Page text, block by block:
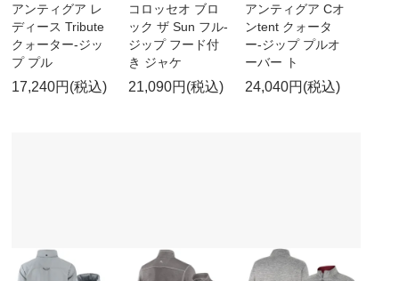
アンティグア レ
ディース Tribute
クォーター-ジッ
プ プル
17,240円(税込)
コロッセオ ブロ
ック ザ Sun フル-
ジップ フード付
き ジャケ
21,090円(税込)
アンティグア Cオ
ンtent クォータ
ー-ジップ プルオ
ーバー ト
24,040円(税込)